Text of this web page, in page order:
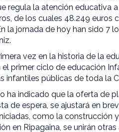
regula la atención educativa
de los cuales 48.249 euros
la jornada de hoy han sido 7
vez en la historia de la
primer ciclo de educación
infantiles públicas de toda la
ha indicado que la oferta de
de espera, se ajustará en
como la construcción
en Ripagaina, se unirán